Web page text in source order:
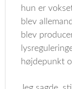
hun er
blev
blev
højdepunkt